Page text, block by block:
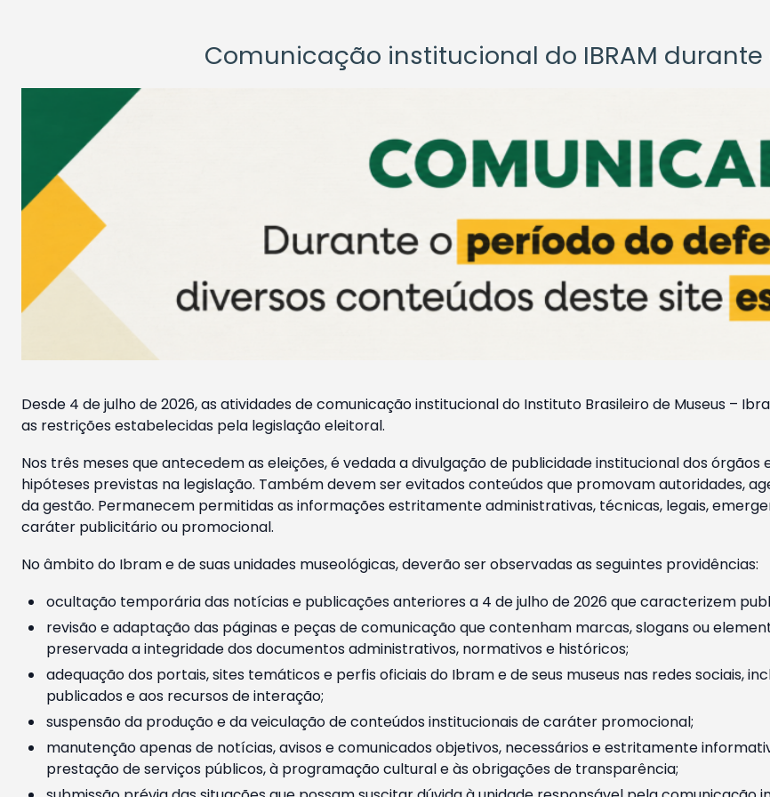
Comunicação institucional do IBRAM
Desde 4 de julho de 2026, as atividades de comunicação institucional do Instituto Brasileiro de Museus –
as restrições estabelecidas pela legislação eleitoral.
Nos três meses que antecedem as eleições, é vedada a divulgação de publicidade institucional dos
hipóteses previstas na legislação. Também devem ser evitados conteúdos que promovam autoridades,
da gestão. Permanecem permitidas as informações estritamente administrativas, técnicas, legais,
caráter publicitário ou promocional.
No âmbito do Ibram e de suas unidades museológicas, deverão ser observadas as seguintes providências:
ocultação temporária das notícias e publicações anteriores a 4 de julho de 2026 que caracterizem
revisão e adaptação das páginas e peças de comunicação que contenham marcas, slogans ou
preservada a integridade dos documentos administrativos, normativos e históricos;
adequação dos portais, sites temáticos e perfis oficiais do Ibram e de seus museus nas redes sociais,
publicados e aos recursos de interação;
suspensão da produção e da veiculação de conteúdos institucionais de caráter promocional;
manutenção apenas de notícias, avisos e comunicados objetivos, necessários e estritamente
prestação de serviços públicos, à programação cultural e às obrigações de transparência;